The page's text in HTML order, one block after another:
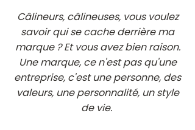
Câlineurs, câlineuses, vous voulez
savoir qui se cache derrière ma
marque ? Et vous avez bien raison.
Une marque, ce n'est pas qu'une
entreprise, c'est une personne, des
valeurs, une personnalité, un style
de vie.